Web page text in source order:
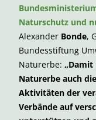
Naturschutz und
Alexander Bonde,
Bundesstiftung
Naturerbe: „Damit
Naturerbe auch
Aktivitäten der
Verbände auf